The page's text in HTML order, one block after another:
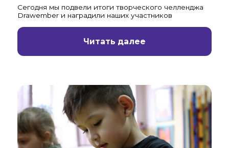
Cегодня мы подвели итоги творческого челленджа
Drawember и наградили наших участников
Читать далее